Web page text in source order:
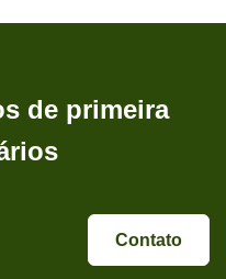
de primeira
Contato